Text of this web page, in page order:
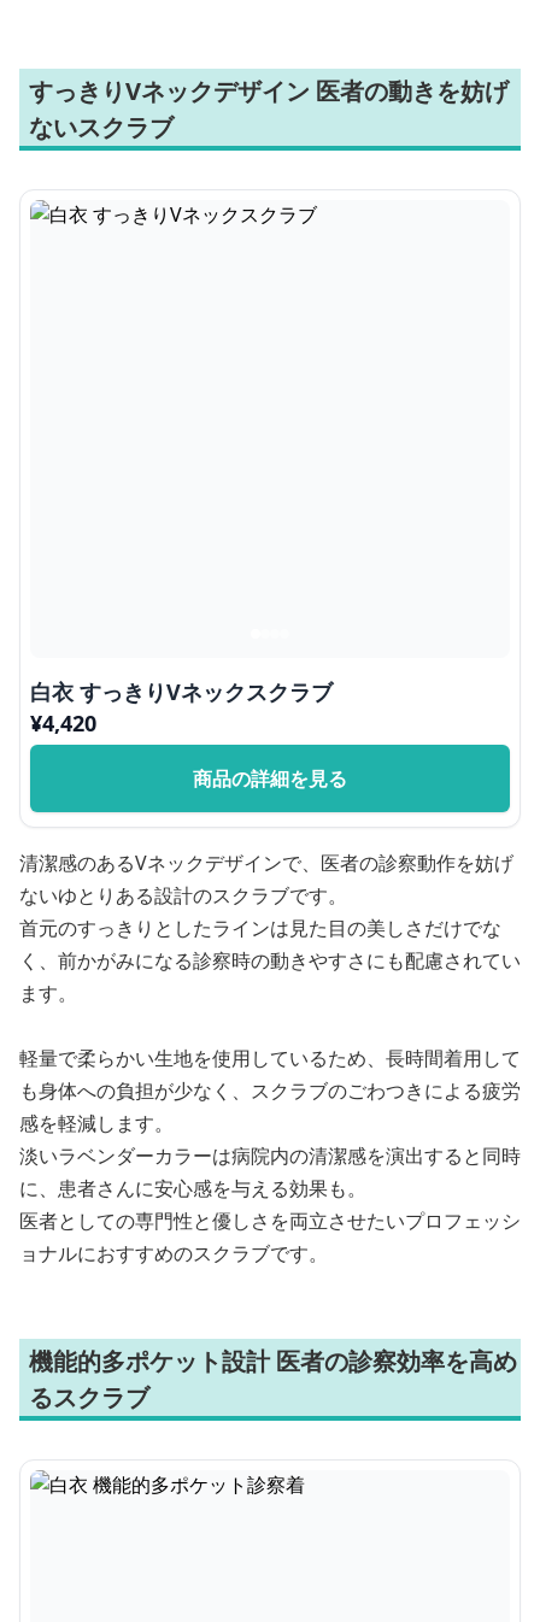
すっきりVネックデザイン 医者の動きを妨げ
ないスクラブ
白衣 すっきりVネックスクラブ
¥4,420
商品の詳細を見る
清潔感のあるVネックデザインで、医者の診察動作を妨げ
ないゆとりある設計のスクラブです。
首元のすっきりとしたラインは見た目の美しさだけでな
く、前かがみになる診察時の動きやすさにも配慮されてい
ます。
軽量で柔らかい生地を使用しているため、長時間着用して
も身体への負担が少なく、スクラブのごわつきによる疲労
感を軽減します。
淡いラベンダーカラーは病院内の清潔感を演出すると同時
に、患者さんに安心感を与える効果も。
医者としての専門性と優しさを両立させたいプロフェッシ
ョナルにおすすめのスクラブです。
機能的多ポケット設計 医者の診察効率を高め
るスクラブ